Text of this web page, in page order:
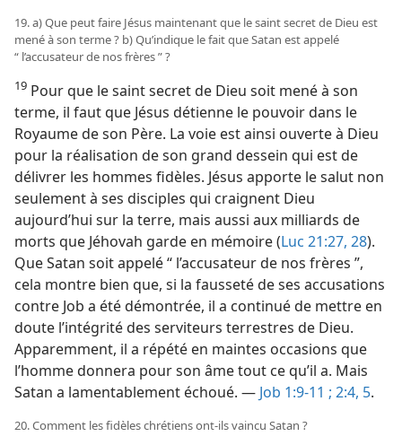
19. a) Que peut faire Jésus maintenant que le saint secret de Dieu est
mené à son terme ? b) Qu’indique le fait que Satan est appelé
“ l’accusateur de nos frères ” ?
19 Pour que le saint secret de Dieu soit mené à son
terme, il faut que Jésus détienne le pouvoir dans le
Royaume de son Père. La voie est ainsi ouverte à Dieu
pour la réalisation de son grand dessein qui est de
délivrer les hommes fidèles. Jésus apporte le salut non
seulement à ses disciples qui craignent Dieu
aujourd’hui sur la terre, mais aussi aux milliards de
morts que Jéhovah garde en mémoire (Luc 21:27, 28).
Que Satan soit appelé “ l’accusateur de nos frères ”,
cela montre bien que, si la fausseté de ses accusations
contre Job a été démontrée, il a continué de mettre en
doute l’intégrité des serviteurs terrestres de Dieu.
Apparemment, il a répété en maintes occasions que
l’homme donnera pour son âme tout ce qu’il a. Mais
Satan a lamentablement échoué. — Job 1:9-11 ; 2:4, 5.
20. Comment les fidèles chrétiens ont-​ils vaincu Satan ?